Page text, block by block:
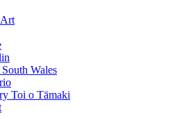
Wales
Toi o Tāmaki